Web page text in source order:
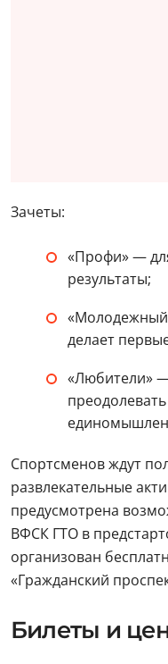
Зачеты:
«Профи» —
результаты;
делает
«Любители» —
Спортсменов ждут
развлекательные
предусмотрена
ВФСК ГТО в
организован
«Гражданский
Билеты и